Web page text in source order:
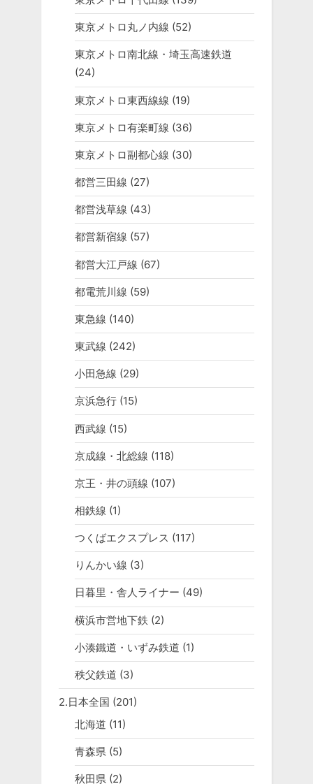
東京メトロ丸ノ内線 (52)
東京メトロ南北線・埼玉高速鉄道
(24)
東京メトロ東西線線 (19)
東京メトロ有楽町線 (36)
東京メトロ副都心線 (30)
都営三田線 (27)
都営浅草線 (43)
都営新宿線 (57)
都営大江戸線 (67)
都電荒川線 (59)
東急線 (140)
東武線 (242)
小田急線 (29)
京浜急行(15)
西武線 (15)
京成線・北総線 (118)
京王・井の頭線 (107)
相鉄線 (1)
つくばエクスプレス (117)
りんかい線 (3)
日暮里・舎人ライナー (49)
横浜市営地下鉄 (2)
小湊鐵道・いずみ鉄道 (1)
秩父鉄道 (3)
2.日本全国 (201)
北海道 (11)
青森県(5)
秋田県(2)